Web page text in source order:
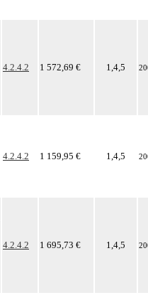
4.2.4.2 1 572,69 € 1,4,5
4.2.4.2 1 159,95 € 1,4,5
4.2.4.2 1 695,73 € 1,4,5